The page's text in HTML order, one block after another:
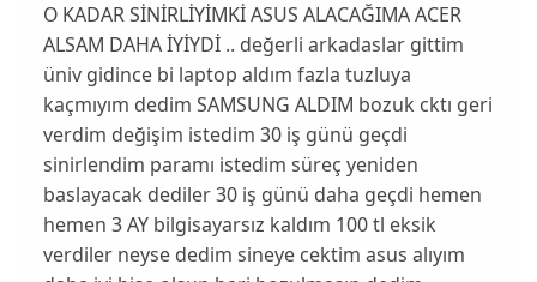
O KADAR SİNİRLİYİMKİ ASUS ALACAĞIMA ACER
ALSAM DAHA İYİYDİ .. değerli arkadaslar gittim
üniv gidince bi laptop aldım fazla tuzluya
kaçmıyım dedim SAMSUNG ALDIM bozuk cktı geri
verdim değişim istedim 30 iş günü geçdi
sinirlendim paramı istedim süreç yeniden
baslayacak dediler 30 iş günü daha geçdi hemen
hemen 3 AY bilgisayarsız kaldım 100 tl eksik
verdiler neyse dedim sineye cektim asus alıyım